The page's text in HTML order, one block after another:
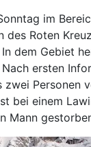
im
des Roten
dem Gebiet
ersten
Personen
bei einem
Mann